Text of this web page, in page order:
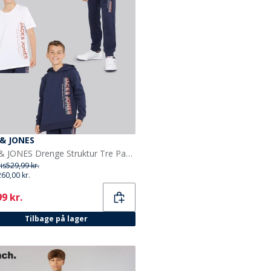
JONES
JACK & JONES Drenge Struktur Tre Pak Hættetrøje T-Shirt Og Joggingbukser Sæt Marineblå Blazer
529,99 kr.
kr.
kr.
Tilbage på lager